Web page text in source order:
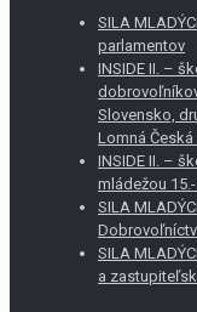
SILA
parlamentov
INSIDE II. –
dobrovoľníkov
Slovensko,
Lomná
INSIDE II. –
mládežou
SILA
SILA
a